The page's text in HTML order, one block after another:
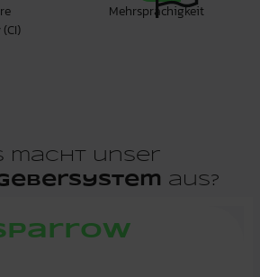
Mehrsprachigkeit
macht unser
aus?